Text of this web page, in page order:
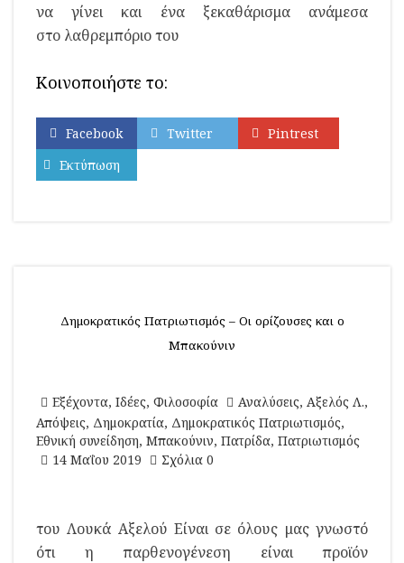
να γίνει και ένα ξεκαθάρισμα ανάμεσα
στο λαθρεμπόριο του
Κοινοποιήστε το:
Facebook Twitter
Pintrest
Εκτύπωση
Δημοκρατικός Πατριωτισμός – Οι ορίζουσες και ο
Μπακούνιν
Εξέχοντα, Ιδέες, Φιλοσοφία Αναλύσεις, Αξελός Λ.,
Απόψεις, Δημοκρατία, Δημοκρατικός Πατριωτισμός,
Εθνική συνείδηση, Μπακούνιν, Πατρίδα, Πατριωτισμός
14 Μαΐου 2019
Σχόλια 0
του Λουκά Αξελού Είναι σε όλους μας γνωστό
ότι η παρθενογένεση είναι προϊόν